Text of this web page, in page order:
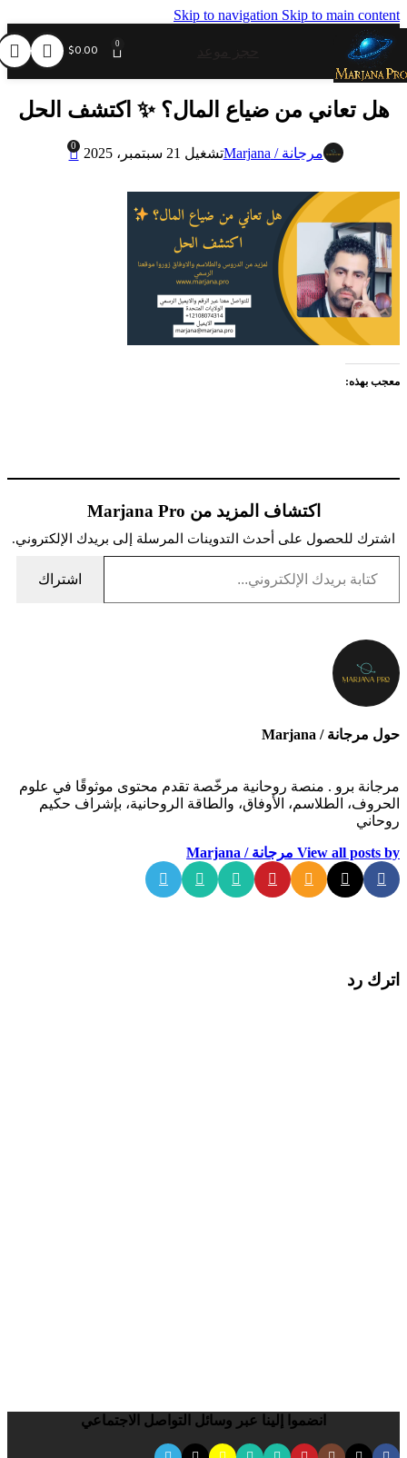
Skip to navigation Skip to main content
0
$0.00
هل تعاني من ضياع المال؟ ✨ اكتشف الحل
مرجانة / Marjana تشغيل 21 سبتمبر، 2025 0
معجب بهذه:
اكتشاف المزيد من Marjana Pro
اشترك للحصول على أحدث التدوينات المرسلة إلى بريدك الإلكتروني.
كتابة بريدك الإلكتروني...
اشتراك
حول مرجانة / Marjana
مرجانة برو . منصة روحانية مرخّصة تقدم محتوى موثوقًا في علوم
الحروف، الطلاسم، الأوفاق، والطاقة الروحانية، بإشراف حكيم
روحاني
View all posts by مرجانة / Marjana
اترك رد
انضموا إلينا عبر وسائل التواصل الاجتماعي